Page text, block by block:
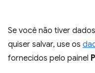
Se você não tiver
quiser salvar, use os
fornecidos pelo painel